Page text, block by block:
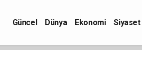
Güncel Dünya Ekonomi Siyaset